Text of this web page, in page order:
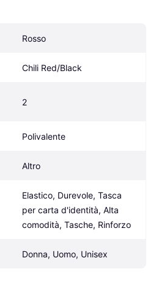
Rosso
Chili Red/Black
2
Polivalente
Altro
Elastico, Durevole, Tasca
per carta d'identità, Alta
comodità, Tasche, Rinforzo
Donna, Uomo, Unisex